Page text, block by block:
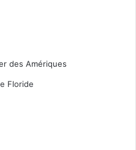
des Amériques
Floride